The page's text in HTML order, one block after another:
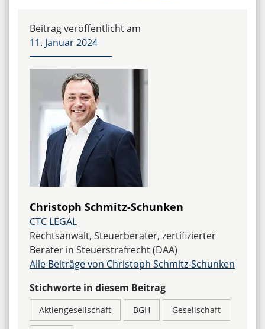
Beitrag veröffentlicht am
11. Januar 2024
Christoph Schmitz-Schunken
CTC LEGAL
Rechtsanwalt, Steuerberater, zertifizierter
Berater in Steuerstrafrecht (DAA)
Alle Beiträge von Christoph Schmitz-Schunken
Stichworte in diesem Beitrag
Aktiengesellschaft BGH Gesellschaft